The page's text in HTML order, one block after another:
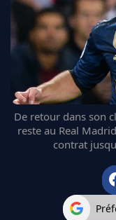
FC BARCELONE
MANCHESTER UNITED
CHELSEA
ARSENAL
BAYERN
L'AVIS DE LA RÉDAC'
De retour dans son
reste au Real
contrat